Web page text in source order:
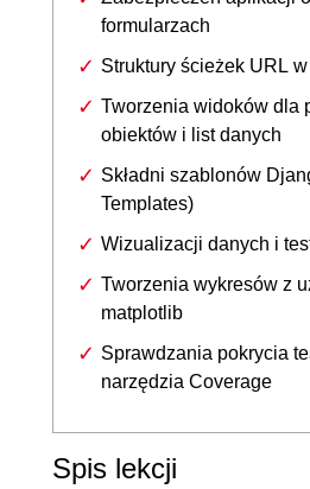
formularzach
Struktury ścieżek URL
Tworzenia widoków dla
obiektów i list danych
Składni szablonów
Templates)
Wizualizacji danych i
Tworzenia wykresów z
matplotlib
Sprawdzania pokrycia
narzędzia Coverage
Spis lekcji